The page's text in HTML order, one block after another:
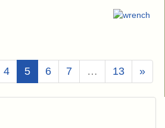
4 5(Aktuell)
6 7 … 13 »